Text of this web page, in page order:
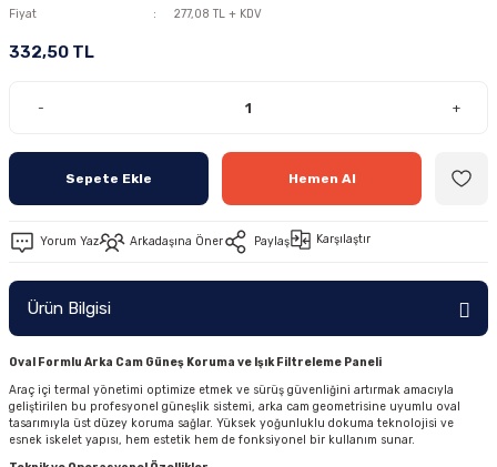
Fiyat
277,08 TL + KDV
332,50 TL
- +
Sepete Ekle Hemen Al
Yorum Yaz Arkadaşına Öner Paylaş Karşılaştır
Ürün Bilgisi
Oval Formlu Arka Cam Güneş Koruma ve Işık Filtreleme Paneli
Araç içi termal yönetimi optimize etmek ve sürüş güvenliğini artırmak amacıyla
geliştirilen bu profesyonel güneşlik sistemi, arka cam geometrisine uyumlu oval
tasarımıyla üst düzey koruma sağlar. Yüksek yoğunluklu dokuma teknolojisi ve
esnek iskelet yapısı, hem estetik hem de fonksiyonel bir kullanım sunar.